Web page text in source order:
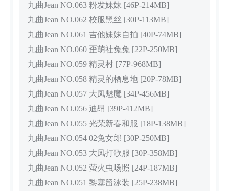
九曲Jean NO.063 粉发妹妹 [46P-214MB]
九曲Jean NO.062 校服黑丝 [30P-113MB]
九曲Jean NO.061 吉他妹妹自拍 [40P-74MB]
九曲Jean NO.060 歪萌社兔兔 [22P-250MB]
九曲Jean NO.059 精灵村 [77P-968MB]
九曲Jean NO.058 精灵的栖息地 [20P-78MB]
九曲Jean NO.057 大凤魅魔 [34P-456MB]
九曲Jean NO.056 迪昂 [39P-412MB]
九曲Jean NO.055 光荣新春和服 [18P-138MB]
九曲Jean NO.054 02兔女郎 [30P-250MB]
九曲Jean NO.053 大凤打歌服 [30P-358MB]
九曲Jean NO.052 萤火虫场照 [24P-187MB]
九曲Jean NO.051 黎塞留泳装 [25P-238MB]